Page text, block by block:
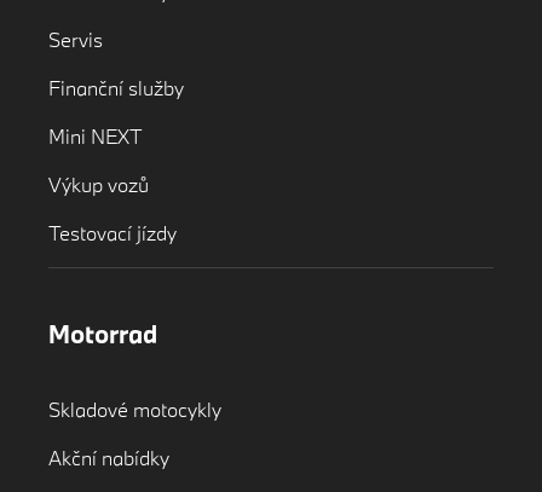
Servis
Finanční služby
Mini NEXT
Výkup vozů
Testovací jízdy
Motorrad
Skladové motocykly
Akční nabídky